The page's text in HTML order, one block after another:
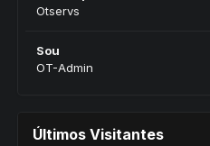
Otservs
Sou
OT-Admin
Últimos Visitantes